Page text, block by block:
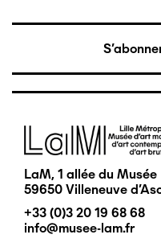
Image
LaM, 1 allée du Musée
59650 Villeneuve
+33 (0)3 20 19 68 68
info@musee-lam.fr